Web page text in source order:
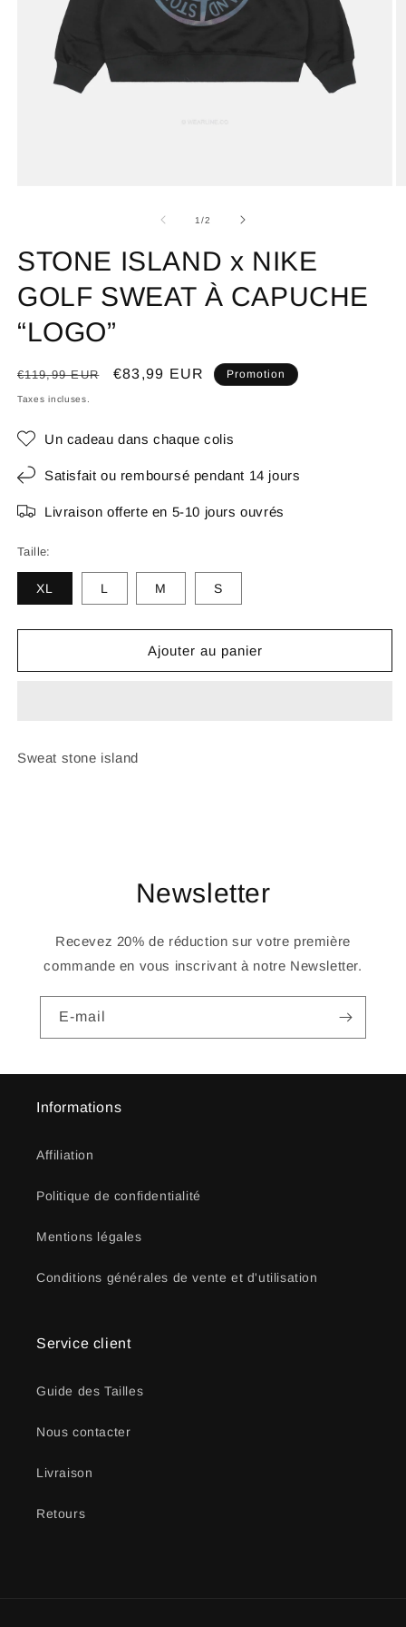
1/de
2
STONE ISLAND x NIKE
GOLF SWEAT À CAPUCHE
“LOGO”
Prix
habituel
€119,99 EUR
Prix
€83,99 EUR Promotion
Taxes incluses.
Un cadeau dans chaque colis
Satisfait ou remboursé pendant 14 jours
Livraison offerte en 5-10 jours ouvrés
Taille:
XL L M S
Ajouter au panier
Sweat stone island
Newsletter
Recevez 20% de réduction sur votre première
commande en vous inscrivant à notre Newsletter.
E-mail
Informations
Affiliation
Politique de confidentialité
Mentions légales
Conditions générales de vente et d'utilisation
Service client
Guide des Tailles
Nous contacter
Livraison
Retours